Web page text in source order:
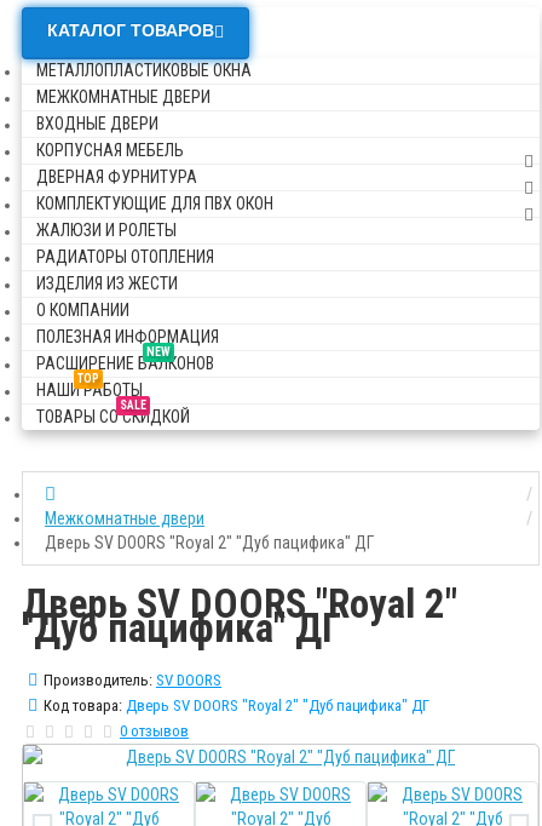
КАТАЛОГ ТОВАРОВ
МЕТАЛЛОПЛАСТИКОВЫЕ ОКНА
МЕЖКОМНАТНЫЕ ДВЕРИ
ВХОДНЫЕ ДВЕРИ
КОРПУСНАЯ МЕБЕЛЬ
ДВЕРНАЯ ФУРНИТУРА
КОМПЛЕКТУЮЩИЕ ДЛЯ ПВХ ОКОН
ЖАЛЮЗИ И РОЛЕТЫ
РАДИАТОРЫ ОТОПЛЕНИЯ
ИЗДЕЛИЯ ИЗ ЖЕСТИ
О КОМПАНИИ
ПОЛЕЗНАЯ ИНФОРМАЦИЯ
NEW
РАСШИРЕНИЕ БАЛКОНОВ
TOP
НАШИ РАБОТЫ
SALE
ТОВАРЫ СО СКИДКОЙ
Межкомнатные двери
Дверь SV DOORS "Royal 2" "Дуб пацифика" ДГ
Дверь SV DOORS "Royal 2"
"Дуб пацифика" ДГ
Производитель: SV DOORS
Код товара: Дверь SV DOORS "Royal 2" "Дуб пацифика" ДГ
0 отзывов